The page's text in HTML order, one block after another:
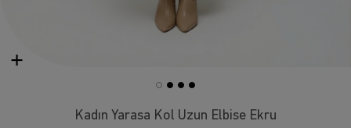
Kadın Yarasa Kol Uzun Elbise Ekru